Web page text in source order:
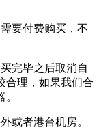
要付费购买，不
完毕之后取消自
合理，如果我们合
或者港台机房。